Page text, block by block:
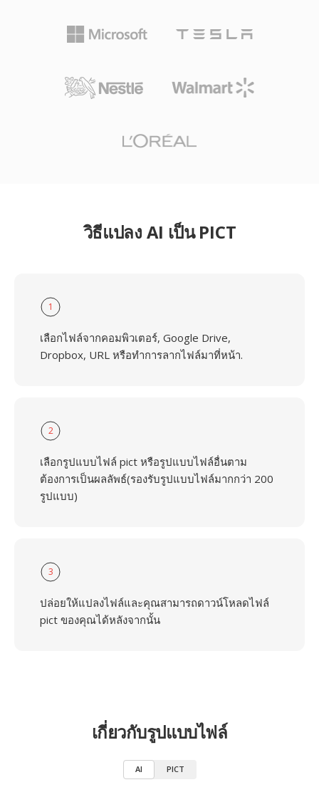
วิธีแปลง AI เป็น PICT
1
เลือกไฟล์จากคอมพิวเตอร์, Google Drive,
Dropbox, URL หรือทำการลากไฟล์มาที่หน้า.
2
เลือกรูปแบบไฟล์ pict หรือรูปแบบไฟล์อื่นตาม
ต้องการเป็นผลลัพธ์(รองรับรูปแบบไฟล์มากกว่า 200
รูปแบบ)
3
ปล่อยให้แปลงไฟล์และคุณสามารถดาวน์โหลดไฟล์
pict ของคุณได้หลังจากนั้น
เกี่ยวกับรูปแบบไฟล์
AI PICT